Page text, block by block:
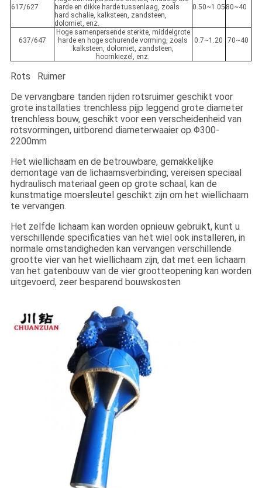
617/627
harde en dikke harde tussenlaag, zoals
hard schalie, kalksteen, zandsteen,
dolomiet, enz.
0.50~1.05 80~40
637/647
Hoge samenpersende sterkte, middelgrote
harde en hoge schurende vorming, zoals
kalksteen, dolomiet, zandsteen,
hoornkiezel, enz.
0.7~1.20 70~40
Rots Ruimer
De vervangbare tanden rijden rotsruimer geschikt voor
grote installaties trenchless pijp leggend grote diameter
trenchless bouw, geschikt voor een verscheidenheid van
rotsvormingen, uitborend diameterwaaier op Φ300-
2200mm
Het wiellichaam en de betrouwbare, gemakkelijke
demontage van de lichaamsverbinding, vereisen speciaal
hydraulisch materiaal geen op grote schaal, kan de
kunstmatige moersleutel geschikt zijn om het wiellichaam
te vervangen.
Het zelfde lichaam kan worden opnieuw gebruikt, kunt u
verschillende specificaties van het wiel ook installeren, in
normale omstandigheden kan vervangen verschillende
grootte vier van het wiellichaam zijn, dat met een lichaam
van het gatenbouw van de vier grootteopening kan worden
uitgevoerd, zeer besparend bouwskosten